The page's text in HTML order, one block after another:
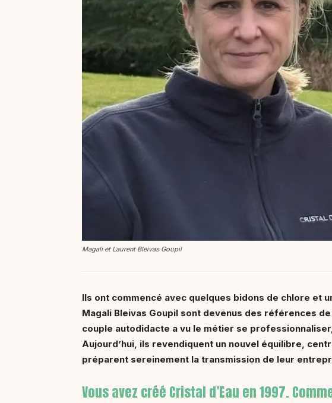
Magali et Laurent Bleivas Goupil
Ils ont commencé avec quelques bidons de chlore et
Magali Bleivas Goupil sont devenus des références
couple autodidacte a vu le métier se
Aujourd’hui, ils revendiquent un nouvel équilibre,
préparent sereinement la transmission de leur
Vous avez créé Cristal d’Eau en 1997.